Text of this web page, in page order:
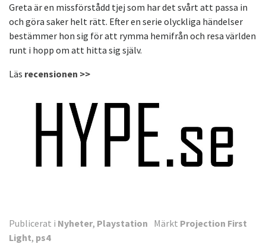
Greta är en missförstådd tjej som har det svårt att passa in
och göra saker helt rätt. Efter en serie olyckliga händelser
bestämmer hon sig för att rymma hemifrån och resa världen
runt i hopp om att hitta sig själv.
Läs recensionen >>
Publicerat i Nyheter, Playstation Märkt Projection First
Light, ps4